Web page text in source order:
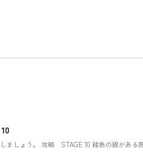
しましょう。 攻略 STAGE 10 緑色の線がある